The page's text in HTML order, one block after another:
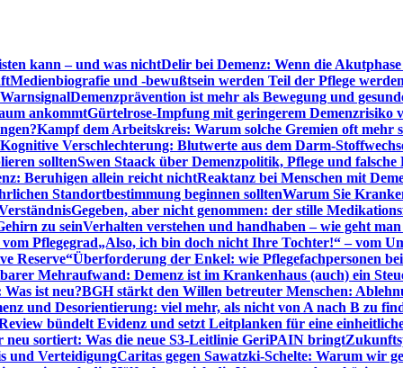
kann – und was nichtDelir bei Demenz: Wenn die
Medienbiografie und -bewußtsein werden Teil der Pflege werden
Demenzprävention ist mehr als Bewegung und
ankommtGürtelrose-Impfung mit geringerem Demenzrisiko
Kampf dem Arbeitskreis: Warum solche Gremien oft mehr
Kognitive Verschlechterung: Blutwerte aus dem Darm-
solltenSwen Staack über Demenzpolitik, Pflege und falsche
Beruhigen allein reicht nichtReaktanz bei Menschen mit
Standortbestimmung beginnen solltenWarum Sie
Gegeben, aber nicht genommen: der stille
zu seinVerhalten verstehen und handhaben – wie geht
Pflegegrad„Also, ich bin doch nicht Ihre Tochter!“ – vom
Reserve“Überforderung der Enkel: wie Pflegefachpersonen
Mehraufwand: Demenz ist im Krankenhaus (auch) ein
ist neu?BGH stärkt den Willen betreuter Menschen:
und Desorientierung: viel mehr, als nicht von A nach B zu
bündelt Evidenz und setzt Leitplanken für eine
neu sortiert: Was die neue S3-Leitlinie GeriPAIN bringt
und VerteidigungCaritas gegen Sawatzki-Schelte: Warum wir